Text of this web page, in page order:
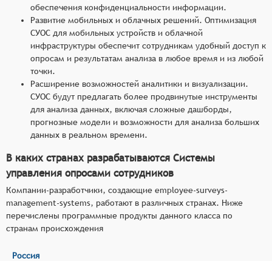
обеспечения конфиденциальности информации.
Развитие мобильных и облачных решений. Оптимизация
СУОС для мобильных устройств и облачной
инфраструктуры обеспечит сотрудникам удобный доступ к
опросам и результатам анализа в любое время и из любой
точки.
Расширение возможностей аналитики и визуализации.
СУОС будут предлагать более продвинутые инструменты
для анализа данных, включая сложные дашборды,
прогнозные модели и возможности для анализа больших
данных в реальном времени.
В каких странах разрабатываются Системы
управления опросами сотрудников
Компании-разработчики, создающие employee-surveys-
management-systems, работают в различных странах. Ниже
перечислены программные продукты данного класса по
странам происхождения
Россия